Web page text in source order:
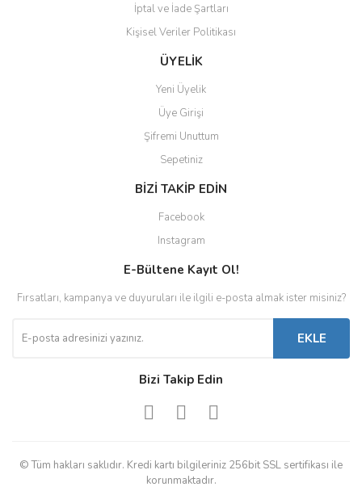
İptal ve İade Şartları
Kişisel Veriler Politikası
ÜYELİK
Yeni Üyelik
Üye Girişi
Şifremi Unuttum
Sepetiniz
BİZİ TAKİP EDİN
Facebook
Instagram
E-Bültene Kayıt Ol!
Fırsatları, kampanya ve duyuruları ile ilgili e-posta almak ister misiniz?
EKLE
Bizi Takip Edin
© Tüm hakları saklıdır. Kredi kartı bilgileriniz 256bit SSL sertifikası ile
korunmaktadır.